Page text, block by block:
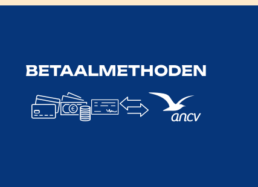
inventaris van de inrichting worden
aanbiedingen voor een droomvakantie op
BETAALMETHODEN